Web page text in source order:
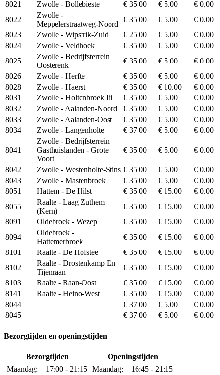
8021 Zwolle - Bollebieste € 35.00 € 5.00
€ 0.00
8022
Zwolle -
Meppelerstraatweg-Noord
€ 35.00 € 5.00
€ 0.00
8023
Zwolle - Wipstrik-Zuid € 25.00 € 5.00
€ 0.00
8024
Zwolle - Veldhoek € 35.00 € 5.00
€ 0.00
8025
Zwolle - Bedrijfsterrein
Oosterenk
€ 35.00 € 5.00
€ 0.00
8026
Zwolle - Herfte € 35.00 € 5.00
€ 0.00
8028
Zwolle - Haerst € 35.00 € 10.00
€ 0.00
8031
Zwolle - Holtenbroek Iii € 35.00 € 5.00
€ 0.00
8032
Zwolle - Aalanden-Noord € 35.00 € 5.00
€ 0.00
8033
Zwolle - Aalanden-Oost € 35.00 € 5.00
€ 0.00
8034
Zwolle - Langenholte € 37.00 € 5.00 € 0.00
8041
Zwolle - Bedrijfsterrein
Gasthuislanden - Grote
Voort
€ 35.00 € 5.00 € 0.00
8042 Zwolle - Westenholte-Stins € 35.00 € 5.00
€ 0.00
8043
Zwolle - Mastenbroek € 35.00 € 5.00
€ 0.00
8051
Hattem - De Hilst € 35.00 € 15.00
€ 0.00
8055
Raalte - Laag Zuthem
(Kern)
€ 35.00 € 15.00
€ 0.00
8091
Oldebroek - Wezep € 35.00 € 15.00
€ 0.00
8094
Oldebroek -
Hattemerbroek
€ 35.00 € 15.00
€ 0.00
8101
Raalte - De Hofstee € 35.00 € 15.00
€ 0.00
8102
Raalte - Drostenkamp En
Tijenraan
€ 35.00 € 15.00
€ 0.00
8103
Raalte - Raan-Oost € 35.00 € 15.00
€ 0.00
8141
Raalte - Heino-West € 35.00 € 15.00
€ 0.00
8044
€ 37.00 € 5.00
€ 0.00
8045
€ 37.00 € 5.00 € 0.00
Bezorgtijden en openingstijden
Bezorgtijden
Openingstijden
Maandag:
17:00 - 21:15 Maandag:
16:45 - 21:15